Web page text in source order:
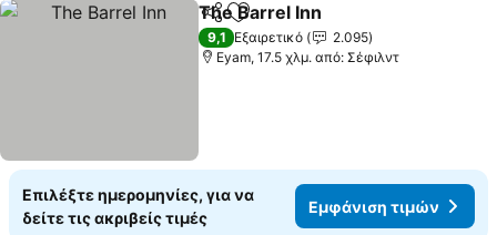
Κοινοποίηση
Προσθήκη στα αγαπημένα
The Barrel Inn
9,1 Εξαιρετικό
2.095
Eyam, 17.5 χλμ. από: Σέφιλντ
Επιλέξτε ημερομηνίες, για να
δείτε τις ακριβείς τιμές
Εμφάνιση τιμών